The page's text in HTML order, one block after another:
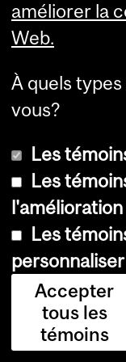
lèg
ue
d'A
ust
e,
de
Co
lo
m
bie
Bri
améliorer la
Web.
À quels
vous?
Les
Les
Les
Accepter
tous les
témoins